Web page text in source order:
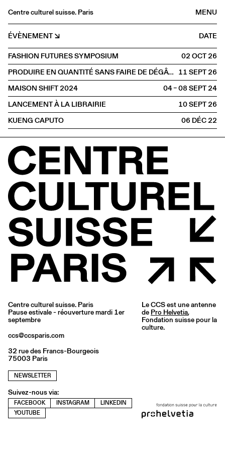
MENU
Centre culturel suisse. Paris
Agenda
Librairie
Buvette
Archives
Médiathèque
Éditions
Informations
FR/EN
PAROLE Design
ÉVÈNEMENT
DATE
FASHION FUTURES SYMPOSIUM
02 OCT2026
PRODUIRE EN QUANTITÉ SANS FAIRE DE DÉGÂTS ? 11 SEPT2026
MAISON SHIFT 2024
04 – 08 SEPT2024
LANCEMENT À LA LIBRAIRIE
10 SEPT2026
KUENG CAPUTO
06 DÉC2022
Centre culturel suisse. Paris
Pause estivale - réouverture mardi 1er
septembre
ccs@ccsparis.com
32 rue des Francs-Bourgeois
75003 Paris
NEWSLETTER
Suivez-nous via:
FACEBOOK INSTAGRAM
LINKEDIN
YOUTUBE
Le CCS est une antenne
de Pro Helvetia,
Fondation suisse pour la
culture.